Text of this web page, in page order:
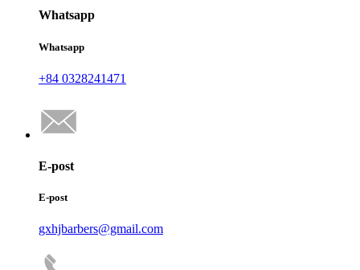
Whatsapp
Whatsapp
+84 0328241471
E-post
E-post
gxhjbarbers@gmail.com